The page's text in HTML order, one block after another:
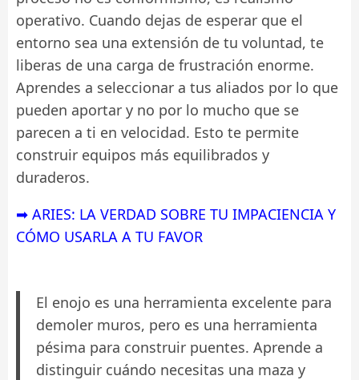
operativo. Cuando dejas de esperar que el
entorno sea una extensión de tu voluntad, te
liberas de una carga de frustración enorme.
Aprendes a seleccionar a tus aliados por lo que
pueden aportar y no por lo mucho que se
parecen a ti en velocidad. Esto te permite
construir equipos más equilibrados y
duraderos.
➡ ARIES: LA VERDAD SOBRE TU IMPACIENCIA Y
CÓMO USARLA A TU FAVOR
El enojo es una herramienta excelente para
demoler muros, pero es una herramienta
pésima para construir puentes. Aprende a
distinguir cuándo necesitas una maza y